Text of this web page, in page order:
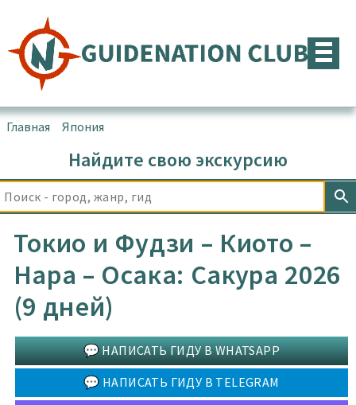
содержимому
Главная Япония
Найдите свою экскурсию
Токио и Фудзи – Киото –
Нара – Осака: Сакура 2026
(9 дней)
💬 НАПИСАТЬ ГИДУ В WHATSAPP
💬 НАПИСАТЬ ГИДУ В TELEGRAM